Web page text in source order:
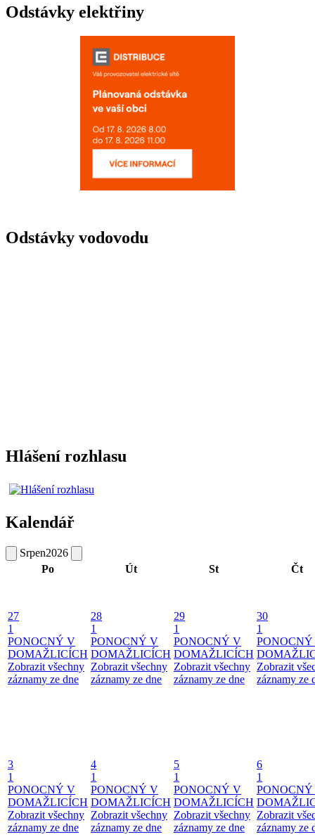
Odstávky elektřiny
Odstávky vodovodu
Hlášení rozhlasu
Kalendář
Srpen2026
Po
Út St Čt
27
1
PONOCNÝ V
DOMAŽLICÍCH
Zobrazit všechny
záznamy ze dne
28
1
PONOCNÝ V
DOMAŽLICÍCH
Zobrazit všechny
záznamy ze dne
29
1
PONOCNÝ V
DOMAŽLICÍCH
Zobrazit všechny
záznamy ze dne
30
1
Zobrazit
záznamy ze
3
1
PONOCNÝ V
DOMAŽLICÍCH
Zobrazit všechny
záznamy ze dne
4
1
PONOCNÝ V
DOMAŽLICÍCH
Zobrazit všechny
záznamy ze dne
5
1
PONOCNÝ V
DOMAŽLICÍCH
Zobrazit všechny
záznamy ze dne
6
1
Zobrazit
záznamy ze